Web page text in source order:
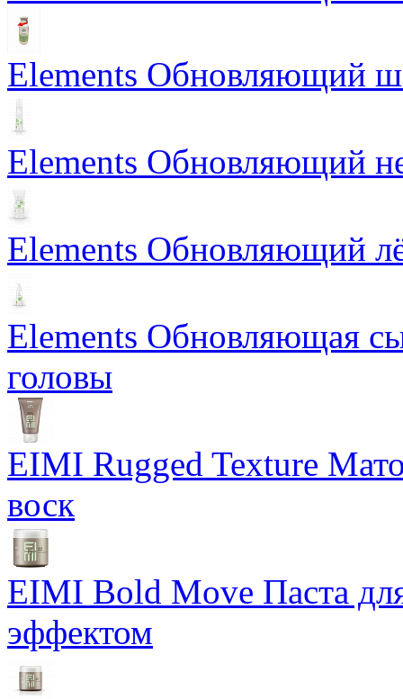
Elements Обновляющий
Elements Обновляющий
Elements Обновляющий
Elements Обновляющая
головы
EIMI Rugged Texture
воск
EIMI Bold Move Паста
эффектом